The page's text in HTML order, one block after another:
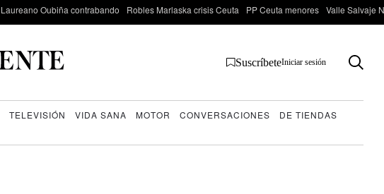
Laureano Oubiña contrabando Robles Marlaska crisis Ceuta PP Ceuta menores Valle Salvaje
SuscríbeteIniciar sesión
TELEVISIÓN VIDA SANA MOTOR CONVERSACIONES
DE TIENDAS